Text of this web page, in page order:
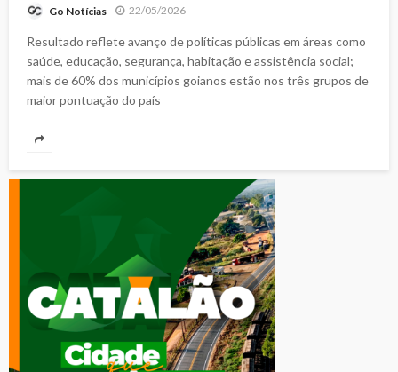
Go Notícias 22/05/2026
Resultado reflete avanço de políticas públicas em áreas como
saúde, educação, segurança, habitação e assistência social;
mais de 60% dos municípios goianos estão nos três grupos de
maior pontuação do país